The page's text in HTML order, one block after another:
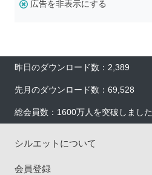
広告を非表示にする
昨日のダウンロード数：2,389
先月のダウンロード数：69,528
総会員数：1600万人を突破しました
シルエットについて
会員登録